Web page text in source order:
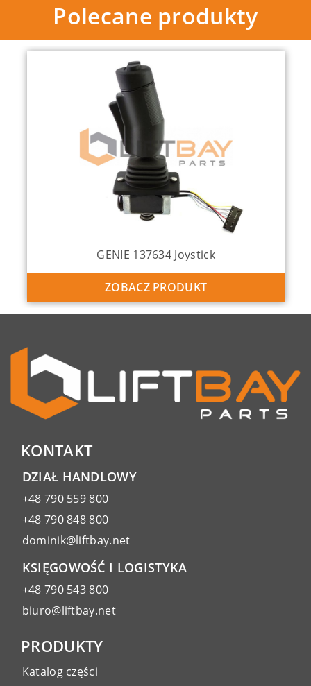
Polecane produkty
GENIE 137634 Joystick
ZOBACZ PRODUKT
KONTAKT
DZIAŁ HANDLOWY
+48 790 559 800
+48 790 848 800
dominik@liftbay.net
KSIĘGOWOŚĆ I LOGISTYKA
+48 790 543 800
biuro@liftbay.net
PRODUKTY
Katalog części